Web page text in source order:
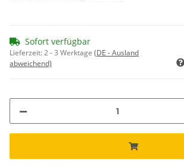
Sofort verfügbar
Lieferzeit:2 - 3 Werktage (DE - Ausland
abweichend)